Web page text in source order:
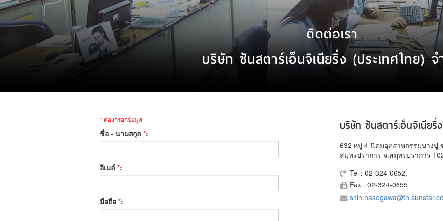
ติดต่อเรา
บริษัท ซันสตาร์เอ็นจิเนียริ่ง (ประเทศไทย)
* ต้องกรอกข้อมูล
ชื่อ - นามสกุล *:
อีเมล์ *:
มือถือ *:
บริษัท ซันสตาร์เอ็นจิเนียริ่
632 หมู่ 4 นิคมอุตสาหกรรมบางปู
สมุทรปราการ จ.สมุทรปราการ
Tel : 02-324-0652,
Fax : 02-324-0655